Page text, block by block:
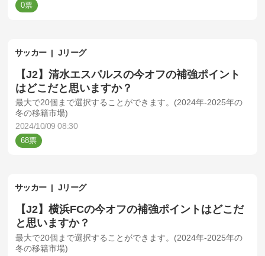
0
サッカー Jリーグ
【J2】清水エスパルスの今オフの補強ポイント
はどこだと思いますか？
最大で20個まで選択することができます。(2024年-2025年の
冬の移籍市場)
2024/10/09 08:30
68
サッカー Jリーグ
【J2】横浜FCの今オフの補強ポイントはどこだ
と思いますか？
最大で20個まで選択することができます。(2024年-2025年の
冬の移籍市場)